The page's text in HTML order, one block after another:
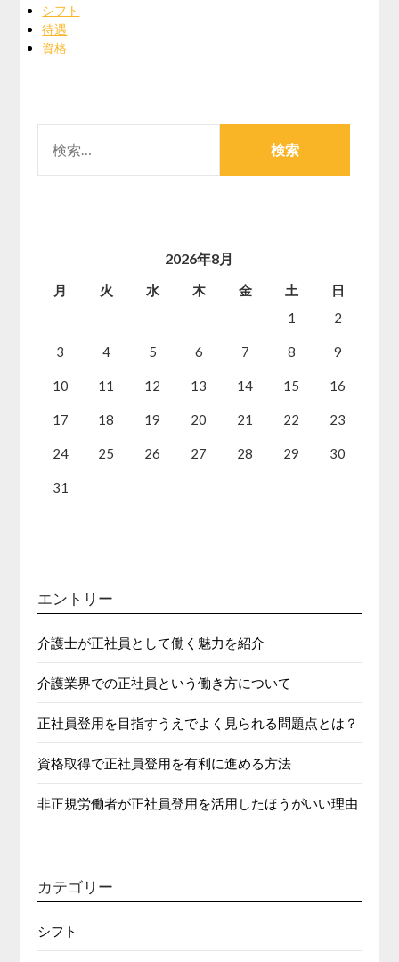
シフト
待遇
資格
索:
2026年8月
月 火 水 木 金 土
日
1
2
3 4 5 6 7 8 9
10 11 12 13 14 15 16
17 18 19 20 21 22 23
24 25 26 27 28 29 30
31
エントリー
介護士が正社員として働く魅力を紹介
介護業界での正社員という働き方について
正社員登用を目指すうえでよく見られる問題点とは？
資格取得で正社員登用を有利に進める方法
非正規労働者が正社員登用を活用したほうがいい理由
カテゴリー
シフト